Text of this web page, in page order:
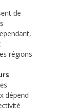
de
régions
dépend